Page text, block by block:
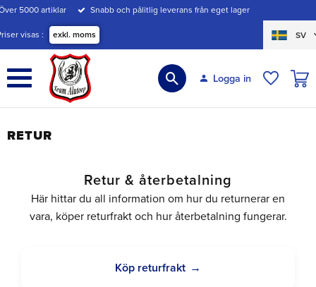
Meny
5000 artiklar Snabb och pålitlig leverans från eget lager
visas exkl. moms SV
Logga in
RETUR
Retur & återbetalning
Här hittar du all information om hur du returnerar en
vara, köper returfrakt och hur återbetalning fungerar.
Köp returfrakt